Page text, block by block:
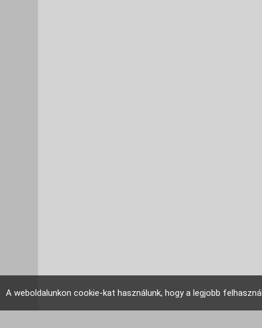
A weboldalunkon cookie-kat használunk, hogy a legjobb